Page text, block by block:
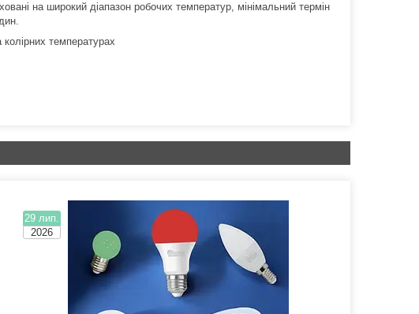
на широкий діапазон робочих температур, мінімальний термін
температурах
29 лип.
2026